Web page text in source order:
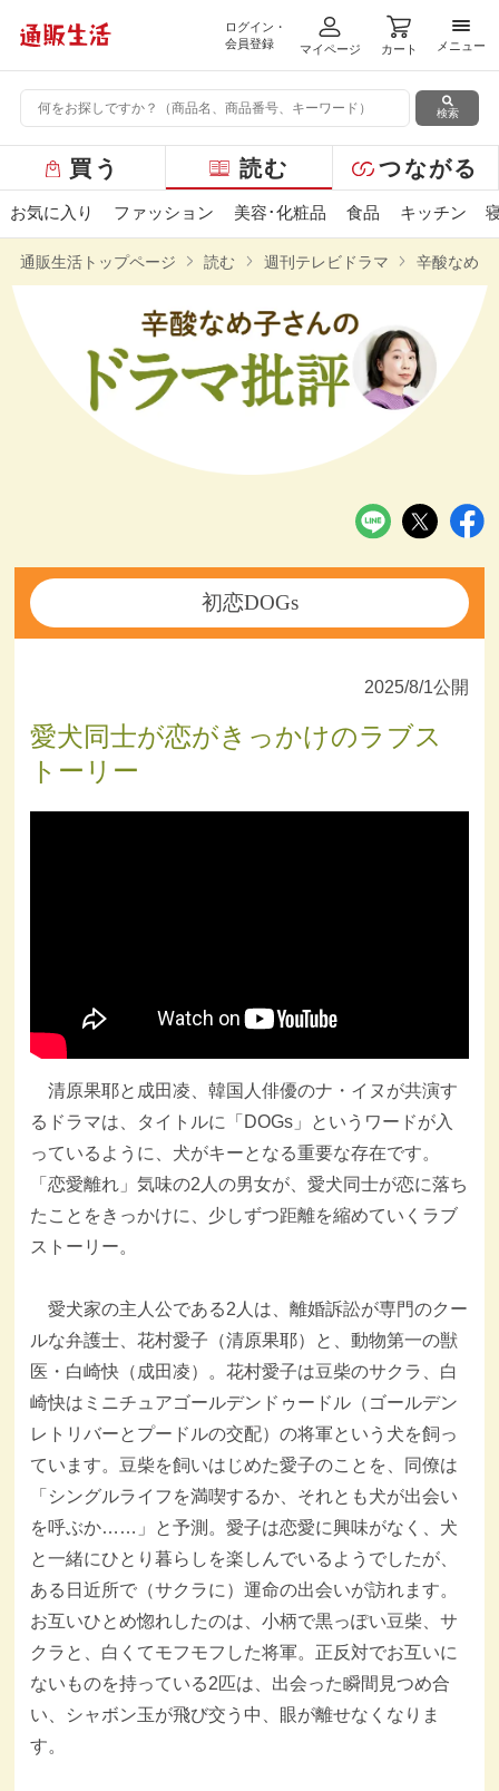
ログイン・
会員登録
マイページ カート
メニ
メニュー
検索
ー
バ
ニ
買う 読む つながる
お気に入り ファッション 美容･化粧品 食品 キッチン
通販生活トップページ 読む 週刊テレビドラマ 辛酸なめ子
初恋DOGs
2025/8/1公開
愛犬同士が恋がきっかけのラブス
トーリー
清原果耶と成田凌、韓国人俳優のナ・イヌが共演す
るドラマは、タイトルに「DOGs」というワードが入
っているように、犬がキーとなる重要な存在です。
「恋愛離れ」気味の2人の男女が、愛犬同士が恋に落ち
たことをきっかけに、少しずつ距離を縮めていくラブ
ストーリー。
愛犬家の主人公である2人は、離婚訴訟が専門のクー
ルな弁護士、花村愛子（清原果耶）と、動物第一の獣
医・白崎快（成田凌）。花村愛子は豆柴のサクラ、白
崎快はミニチュアゴールデンドゥードル（ゴールデン
レトリバーとプードルの交配）の将軍という犬を飼っ
ています。豆柴を飼いはじめた愛子のことを、同僚は
「シングルライフを満喫するか、それとも犬が出会い
を呼ぶか……」と予測。愛子は恋愛に興味がなく、犬
と一緒にひとり暮らしを楽しんでいるようでしたが、
ある日近所で（サクラに）運命の出会いが訪れます。
お互いひとめ惚れしたのは、小柄で黒っぽい豆柴、サ
クラと、白くてモフモフした将軍。正反対でお互いに
ないものを持っている2匹は、出会った瞬間見つめ合
い、シャボン玉が飛び交う中、眼が離せなくなりま
す。